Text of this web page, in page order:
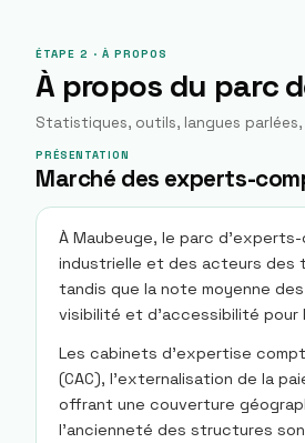
ÉTAPE 2 · À PROPOS
À propos du parc
Statistiques, outils, langues
PRÉSENTATION
Marché des experts-
À Maubeuge, le parc
industrielle et des acteurs des
tandis que la note moyenne
visibilité et d'accessibilité pour
Les cabinets d'expertise
(CAC), l'externalisation de la
offrant une couverture
l'ancienneté des structures